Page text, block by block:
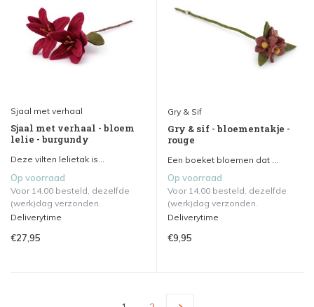
Sjaal met verhaal
Sjaal met verhaal - bloem
lelie - burgundy
Deze vilten lelietak is...
Op voorraad
Voor 14.00 besteld, dezelfde
(werk)dag verzonden.
Deliverytime
€27,95
Gry & Sif
Gry & sif - bloementakje -
rouge
Een boeket bloemen dat ...
Op voorraad
Voor 14.00 besteld, dezelfde
(werk)dag verzonden.
Deliverytime
€9,95